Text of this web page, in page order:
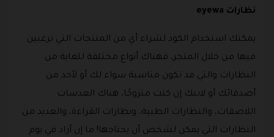
نظارات eyewa
يمكنك استخدام الكود لشراء أي من المنتجات التي ترغبين
فيها من خلال المتجر، فهناك أنواع مختلفة للغاية من
النظارات والتي قد تكون مناسبة سواء لك أو لأحد من
أصدقائك أو لابنك إن كنت متزوجًا، هناك العدسات
اللاصقات، والنظارات الطبية، ونظارات القراءة، والعديد من
النظارات التي يمكن لشخص أن يحتاجها! ما إن أراد في يوم